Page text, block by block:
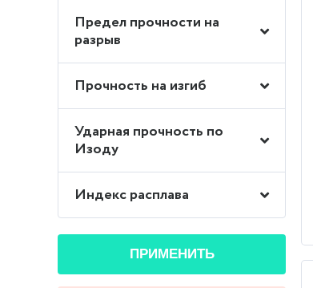
Предел прочности на
разрыв
Прочность на изгиб
Ударная прочность по
Изоду
Индекс расплава
ПРИМЕНИТЬ